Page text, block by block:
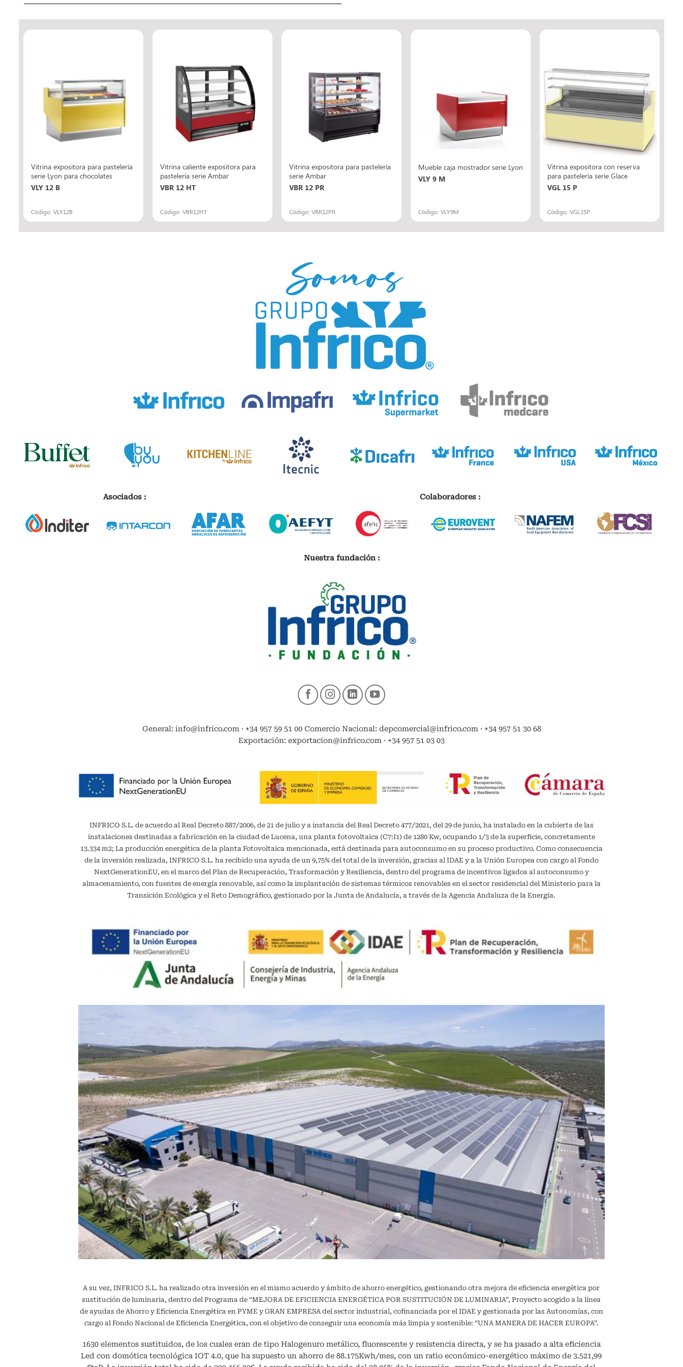
Vitrina expositora para pastelería
serie Lyon para chocolates
VLY 12 B
Código: VLY12B
Vitrina caliente expositora para
pastelería serie Ambar
VBR 12 HT
Código: VBR12HT
Vitrina expositora para pastelería
serie Ambar
VBR 12 PR
Código: VBR12PR
Mueble caja mostrador serie Lyon
VLY 9 M
Código: VLY9M
Vitrina expositora con reserva
para pastelería serie Glace
VGL 15 P
Código: VGL15P
Asociados : Colaboradores :
Nuestra fundación :
General: info@infrico.com · +34 957 59 51 00 Comercio Nacional: depcomercial@infrico.com · +34 957 51 30 68
Exportación: exportacion@infrico.com · +34 957 51 03 03
INFRICO S.L. de acuerdo al Real Decreto 887/2006, de 21 de julio y a instancia del Real Decreto 477/2021, del 29 de junio, ha instalado en la cubierta de las
instalaciones destinadas a fabricación en la ciudad de Lucena, una planta fotovoltaica (C7:I1) de 1280 Kw, ocupando 1/3 de la superficie, concretamente
13.334 m2; La producción energética de la planta Fotovoltaica mencionada, está destinada para autoconsumo en su proceso productivo. Como consecuencia
de la inversión realizada, INFRICO S.L. ha recibido una ayuda de un 9,75% del total de la inversión, gracias al IDAE y a la Unión Europea con cargo al Fondo
NextGenerationEU, en el marco del Plan de Recuperación, Trasformación y Resiliencia, dentro del programa de incentivos ligados al autoconsumo y
almacenamiento, con fuentes de energía renovable, así como la implantación de sistemas térmicos renovables en el sector residencial del Ministerio para la
Transición Ecológica y el Reto Demográfico, gestionado por la Junta de Andalucía, a través de la Agencia Andaluza de la Energía.
A su vez, INFRICO S.L. ha realizado otra inversión en el mismo acuerdo y ámbito de ahorro energético, gestionando otra mejora de eficiencia energética por
sustitución de luminaria, dentro del Programa de “MEJORA DE EFICIENCIA ENERGÉTICA POR SUSTITUCIÓN DE LUMINARIA”, Proyecto acogido a la línea
de ayudas de Ahorro y Eficiencia Energética en PYME y GRAN EMPRESA del sector industrial, cofinanciada por el IDAE y gestionada por las Autonomías, con
cargo al Fondo Nacional de Eficiencia Energética, con el objetivo de conseguir una economía más limpia y sostenible: “UNA MANERA DE HACER EUROPA”.
1630 elementos sustituidos, de los cuales eran de tipo Halogenuro metálico, fluorescente y resistencia directa, y se ha pasado a alta eficiencia
Led con domótica tecnológica IOT 4.0, que ha supuesto un ahorro de 88.175Kwh/mes, con un ratio económico-energético máximo de 3.521,99